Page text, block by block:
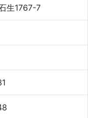
生1767-7